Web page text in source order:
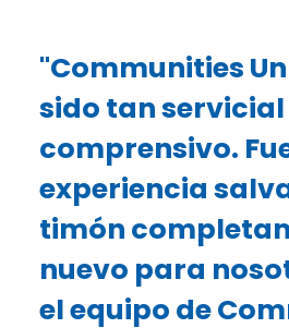
"Communities
sido tan
comprensivo.
experiencia
timón
nuevo para
el equipo de